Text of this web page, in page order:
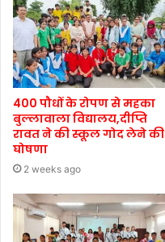
400 पौधों के रोपण से महका
बुल्लावाला विद्यालय,दीप्ति
रावत ने की स्कूल गोद लेने की
घोषणा
2 weeks ago